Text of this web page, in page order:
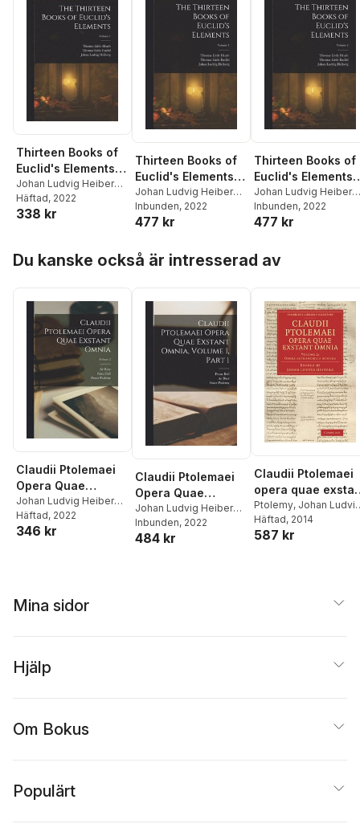
Thirteen Books of
Euclid's Elements;
Volume 1
Johan Ludvig Heiberg ,
Thomas Little Heath
Thomas Little Euclid
Häftad, 2022
338 kr
Thirteen Books of
Euclid's Elements;
Volume 1
Johan Ludvig Heiberg ,
Thomas Little Heath
Thomas Little Euclid
Inbunden, 2022
477 kr
Thirteen Books of
Euclid's Elements;
Volume 2
Johan Ludvig Heiberg ,
Thomas Little Heath
Thomas Little Euclid
Inbunden, 2022
477 kr
Du kanske också är intresserad av
Claudii Ptolemaei
Opera Quae
Exstant Omnia;
Volume 2
Johan Ludvig Heiberg ,
Ptolemy,Franz Boll
Häftad, 2022
346 kr
Claudii Ptolemaei
Opera Quae
Exstant Omnia,
Volume 1, part 1
Johan Ludvig Heiberg ,
Franz Boll,Franz
Ptolemy
Inbunden, 2022
484 kr
Claudii Ptolemaei
opera quae
omnia
Ptolemy, Johan
Heiberg
Häftad, 2014
587 kr
Mina sidor
Hjälp
Om Bokus
Populärt